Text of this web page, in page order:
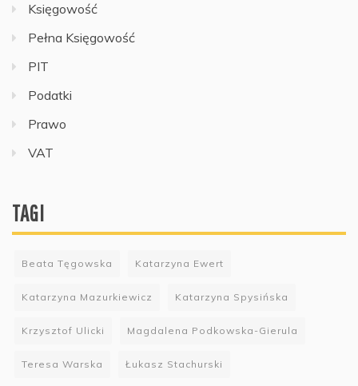
Księgowość
Pełna Księgowość
PIT
Podatki
Prawo
VAT
TAGI
Beata Tęgowska Katarzyna Ewert
Katarzyna Mazurkiewicz Katarzyna Spysińska
Krzysztof Ulicki Magdalena Podkowska-Gierula
Teresa Warska Łukasz Stachurski